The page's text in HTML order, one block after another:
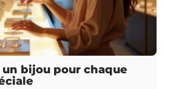
bijou pour chaque